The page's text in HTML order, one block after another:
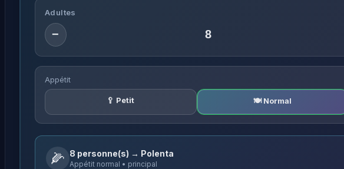
Adultes
−
Appétit
🥄 Petit 🍽️ Normal
🌽 8 personne(s) → Polenta
Appétit normal • principal